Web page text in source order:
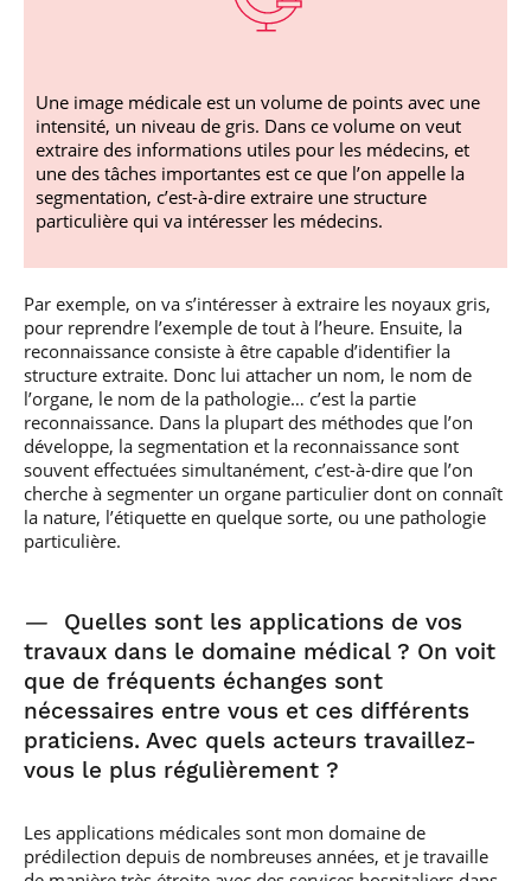
Une image médicale est un volume de points avec une
intensité, un niveau de gris. Dans ce volume on veut
extraire des informations utiles pour les médecins, et
une des tâches importantes est ce que l’on appelle la
segmentation, c’est-à-dire extraire une structure
particulière qui va intéresser les médecins.
Par exemple, on va s’intéresser à extraire les noyaux gris,
pour reprendre l’exemple de tout à l’heure. Ensuite, la
reconnaissance consiste à être capable d’identifier la
structure extraite. Donc lui attacher un nom, le nom de
l’organe, le nom de la pathologie… c’est la partie
reconnaissance. Dans la plupart des méthodes que l’on
développe, la segmentation et la reconnaissance sont
souvent effectuées simultanément, c’est-à-dire que l’on
cherche à segmenter un organe particulier dont on connaît
la nature, l’étiquette en quelque sorte, ou une pathologie
particulière.
—
Quelles sont les applications de vos
travaux dans le domaine médical ? On voit
que de fréquents échanges sont
nécessaires entre vous et ces différents
praticiens. Avec quels acteurs travaillez-
vous le plus régulièrement ?
Les applications médicales sont mon domaine de
prédilection depuis de nombreuses années, et je travaille